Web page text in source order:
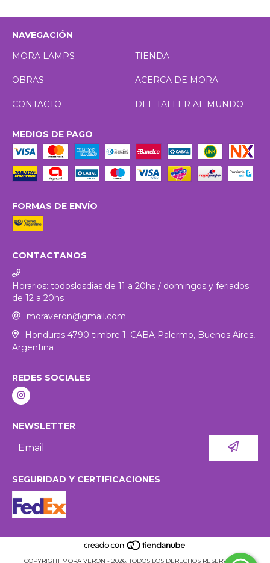
NAVEGACIÓN
MORA LAMPS
TIENDA
OBRAS ACERCA DE MORA
CONTACTO DEL TALLER AL MUNDO
MEDIOS DE PAGO
FORMAS DE ENVÍO
CONTACTANOS
Horarios: todoslosdias de 11 a 20hs / domingos y feriados
de 12 a 20hs
moraveron@gmail.com
Honduras 4790 timbre 1. CABA Palermo, Buenos Aires,
Argentina
REDES SOCIALES
NEWSLETTER
SEGURIDAD Y CERTIFICACIONES
COPYRIGHT MORA VERON - 2026. TODOS LOS DERECHOS RESERVADOS.